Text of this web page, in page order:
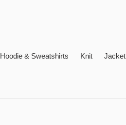
Hoodie & Sweatshirts Knit Jacket